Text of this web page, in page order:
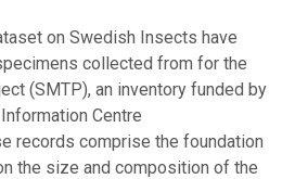
on Swedish Insects have
collected from for the
(SMTP), an inventory funded by
Centre
records comprise the foundation
the size and composition of the